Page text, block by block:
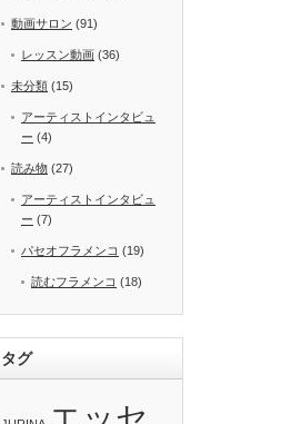
動画サロン (91)
レッスン動画 (36)
未分類 (15)
アーティストインタビュ
ー (4)
読み物 (27)
アーティストインタビュ
ー (7)
パセオフラメンコ (19)
読むフラメンコ (18)
タグ